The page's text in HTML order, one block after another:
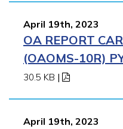
April 19th, 2023
OA REPORT
(OAOMS-10R)
30.5 KB |
April 19th, 2023